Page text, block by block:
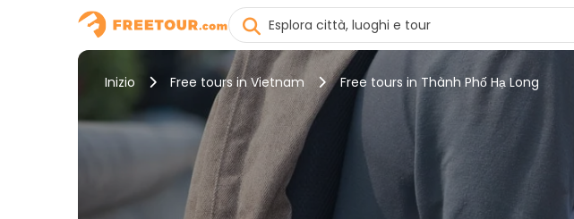
Inizio Free tours in Vietnam Free tours in Thành Phố Hạ Long